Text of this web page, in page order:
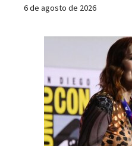
6 de agosto de 2026